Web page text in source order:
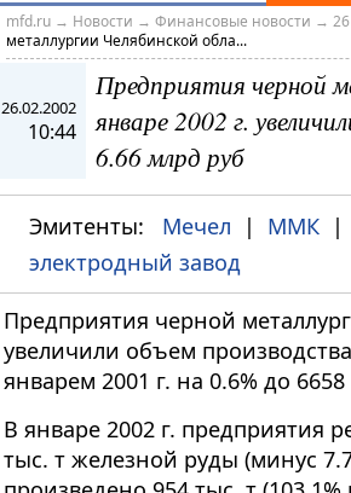
mfd.ru→ Новости → Финансовые новости →
металлургии Челябинской обла...
26.02.2002
10:44
Предприятия черной
январе 2002 г.
6.66 млрд руб
Эмитенты: Мечел | ММК
электродный завод
Предприятия черной
увеличили объем
январем 2001 г. на 0.6% до
В январе 2002 г. предприятия
тыс. т железной руды (минус